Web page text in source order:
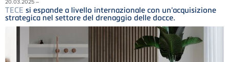
20.03.2025 –
TECE si espande a livello internazionale con un'acquisizione
strategica nel settore del drenaggio delle docce.